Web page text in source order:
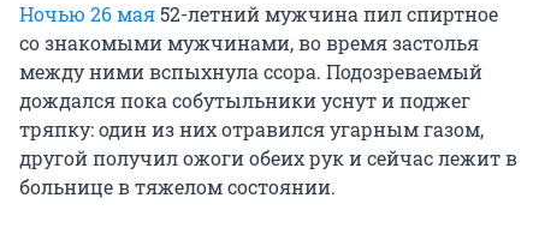
Ночью 26 мая52-летний мужчина пил спиртное
со знакомыми мужчинами, во время застолья
между ними вспыхнула ссора. Подозреваемый
дождался пока собутыльники уснут и поджег
тряпку: один из них отравился угарным газом,
другой получил ожоги обеих рук и сейчас лежит в
больнице в тяжелом состоянии.